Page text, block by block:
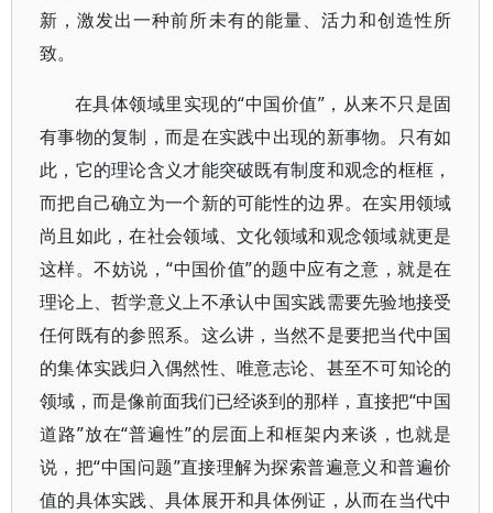
新，激发出一种前所未有的能量、活力和创造性所
致。
在具体领域里实现的“中国价值”，从来不只是固
有事物的复制，而是在实践中出现的新事物。只有如
此，它的理论含义才能突破既有制度和观念的框框，
而把自己确立为一个新的可能性的边界。在实用领域
尚且如此，在社会领域、文化领域和观念领域就更是
这样。不妨说，“中国价值”的题中应有之意，就是在
理论上、哲学意义上不承认中国实践需要先验地接受
任何既有的参照系。这么讲，当然不是要把当代中国
的集体实践归入偶然性、唯意志论、甚至不可知论的
领域，而是像前面我们已经谈到的那样，直接把“中国
道路”放在“普遍性”的层面上和框架内来谈，也就是
说，把“中国问题”直接理解为探索普遍意义和普遍价
值的具体实践、具体展开和具体例证，从而在当代中